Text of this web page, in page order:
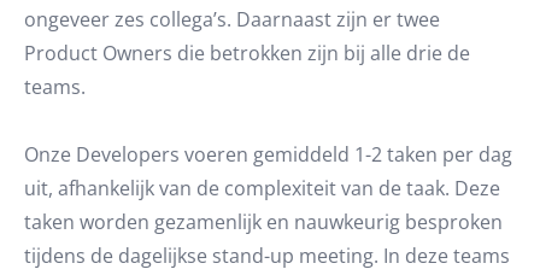
ongeveer zes collega’s. Daarnaast zijn er twee
Product Owners die betrokken zijn bij alle drie de
teams.
Onze Developers voeren gemiddeld 1-2 taken per dag
uit, afhankelijk van de complexiteit van de taak. Deze
taken worden gezamenlijk en nauwkeurig besproken
tijdens de dagelijkse stand-up meeting. In deze teams